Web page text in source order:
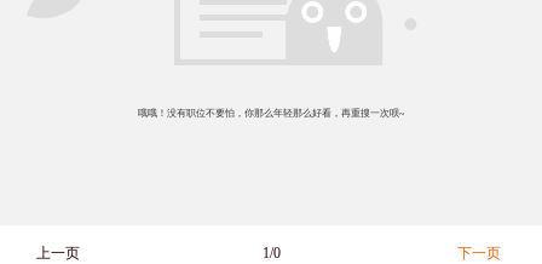
哦哦！没有职位不要怕，你那么年轻那么好看，再重搜一次呗~
上一页 1/0 下一页